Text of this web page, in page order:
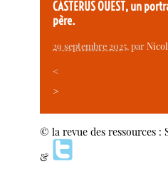
CASTERUS OUEST, un
père.
29 septembre 2025, par
<
>
© la revue des ressources
&